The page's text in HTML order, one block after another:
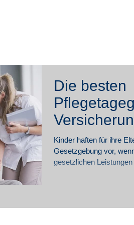
Die besten
Kinder haften für ihre
Gesetzgebung vor,
gesetzlichen